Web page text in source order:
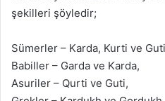
şekilleri şöyledir;
Sümerler – Karda, Kurti ve
Babiller – Garda ve Karda,
Asuriler – Qurti ve Guti,